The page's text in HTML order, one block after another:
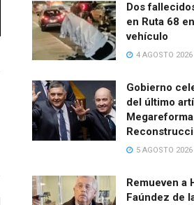
Dos
en Ruta 68
vehículo
4 AGOSTO 2026
Gobierno
del último
5 AGOSTO 2026
Remueven a
Faúndez de